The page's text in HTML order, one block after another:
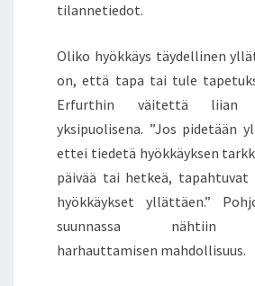
tilannetiedot.
Oliko hyökkäys täydellinen
on, että tapa tai tule
Erfurthin väitettä liian
yksipuolisena. ”Jos pidetään
ettei tiedetä hyökkäyksen
päivää tai hetkeä, tapahtuvat
hyökkäykset yllättäen.”
suunnassa nähtiin
harhauttamisen mahdollisuus.